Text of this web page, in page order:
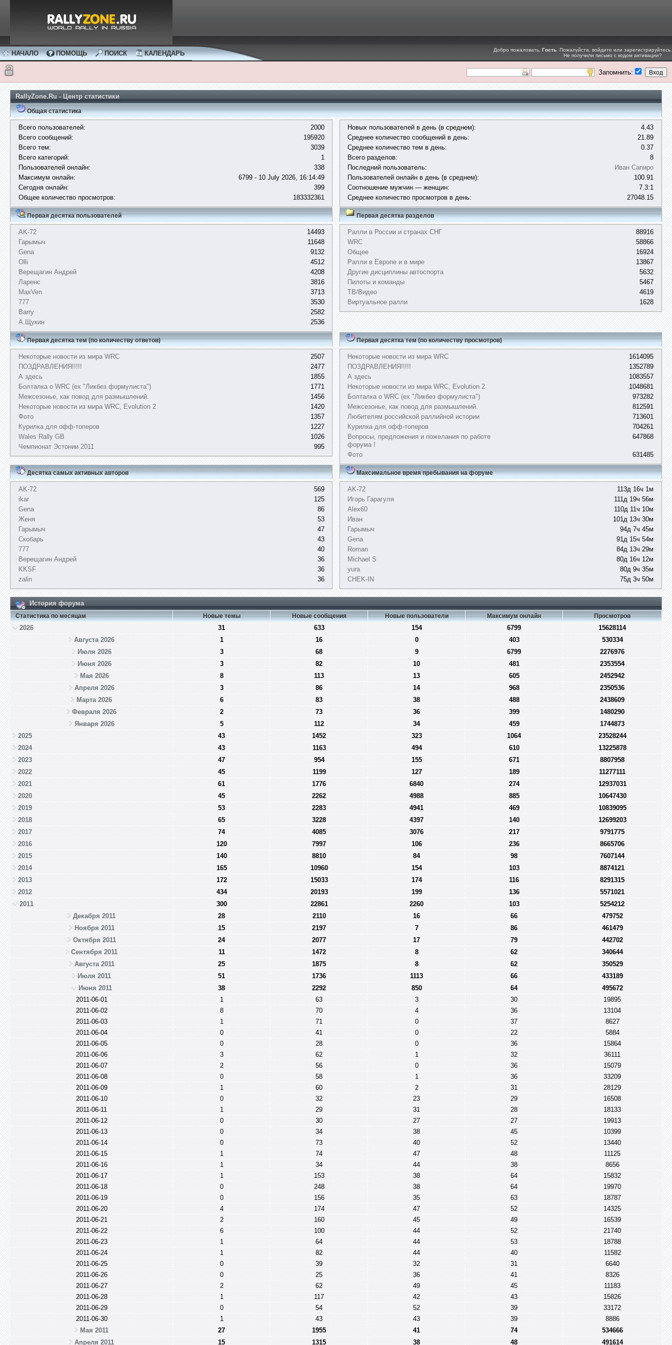
НАЧАЛО ПОМОЩЬ ПОИСК КАЛЕНДАРЬ Добро пожаловать, Гость . Пожалуйста, войдите или зарегистрируйтесь
Не получили письмо с кодом активации?
Запомнить:
RallyZone.Ru - Центр статистики
Общая статистика
Всего пользователей:
2000
Всего сообщений:
195920
Всего тем:
3039
Всего категорий:
1
Пользователей онлайн:
338
Максимум онлайн:
6799 - 10 July 2026, 16:14:49
Сегодня онлайн:
399
Общее количество просмотров:
183332361
Новых пользователей в день (в среднем):
4.43
Среднее количество сообщений в день:
21.89
Среднее количество тем в день:
0.37
Всего разделов:
8
Последний пользователь:
Иван Сапиро
Пользователей онлайн в день (в среднем):
100.91
Соотношение мужчин — женщин:
7.3:1
Среднее количество просмотров в день:
27048.15
Первая десятка пользователей
AK-72
14493
Гарымыч
11648
Gena
9132
Olli
4512
Верещагин Андрей
4208
Ларенс
3816
MaxVen
3713
777
3530
Barry
2582
А.Щукин
2536
Первая десятка разделов
Ралли в России и странах СНГ
88916
WRC
58866
Общее
16924
Ралли в Европе и в мире
13867
Другие дисциплины автоспорта
5632
Пилоты и команды
5467
ТВ/Видео
4619
Виртуальное ралли
1628
Первая десятка тем (по количеству ответов)
Некоторые новости из мира WRC
2507
ПОЗДРАВЛЕНИЯ!!!!!
2477
А здесь
1855
Болталка о WRC (ex "Ликбез формулиста")
1771
Межсезонье, как повод для размышлений.
1456
Некоторые новости из мира WRC, Evolution 2
1420
Фото
1357
Курилка для офф-топеров
1227
Wales Rally GB
1026
Чемпионат Эстонии 2011
995
Первая десятка тем (по количеству просмотров)
Некоторые новости из мира WRC
1614095
ПОЗДРАВЛЕНИЯ!!!!!
1352789
А здесь
1083557
Некоторые новости из мира WRC, Evolution 2
1048681
Болталка о WRC (ex "Ликбез формулиста")
973282
Межсезонье, как повод для размышлений.
812591
Любителям российской раллийной истории
713601
Курилка для офф-топеров
704261
Вопросы, предложения и пожелания по работе
форума !
647868
Фото 631485
Десятка самых активных авторов
AK-72
569
ikar
125
Gena
86
Женя
53
Гарымыч
47
Скобарь
43
777
40
Верещагин Андрей
36
KKSF
36
zalin
36
Максимальное время пребывания на форуме
AK-72
113д 16ч 1м
Игорь Гарагуля
111д 19ч 56м
Alex60
110д 11ч 10м
Иван
101д 13ч 30м
Гарымыч
94д 7ч 45м
Gena
91д 15ч 54м
Roman
84д 13ч 29м
Michael S
80д 16ч 12м
yura
80д 9ч 35м
CHEK-IN
75д 3ч 50м
История форума
Статистика по месяцам Новые темы Новые сообщения Новые пользователи Максимум онлайн Просмотров
2026 31 633 154 6799
15628114
Августа 2026
1 16 0 403
530334
Июля 2026
3 68 9 6799
2276976
Июня 2026
3 82 10 481
2353554
Мая 2026
8 113 13 605
2452942
Апреля 2026
3 86 14 968
2350536
Марта 2026
6 83 38 488
2438609
Февраля 2026
2 73 36 399
1480290
Января 2026
5 112 34 459
1744873
2025
43 1452 323 1064
23528244
2024
43 1163 494 610
13225878
2023
47 954 155 671
8807958
2022
45 1199 127 189
11277111
2021
61 1776 6840 274
12937031
2020
45 2262 4988 885
10647430
2019
53 2283 4941 469
10839095
2018
65 3228 4397 140
12699203
2017
74 4085 3076 217
9791775
2016
120 7997 106 236
8665706
2015
140 8810 84 98
7607144
2014
165 10960 154 103
8874121
2013
172 15033 174 116
8291315
2012
434 20193 199 136
5571021
2011
300 22861 2260 103
5254212
Декабря 2011
28 2110 16 66
479752
Ноября 2011
15 2197 7 86
461479
Октября 2011
24 2077 17 79
442702
Сентября 2011
11 1472 8 62
340644
Августа 2011
25 1875 8 62
350529
Июля 2011
51 1736 1113 66
433189
Июня 2011
38 2292 850 64
495672
2011-06-01
1 63 3 30
19895
2011-06-02
8 70 4 36
13104
2011-06-03
1 71 0 37
8627
2011-06-04
0 41 0 22
5884
2011-06-05
0 28 0 36
15864
2011-06-06
3 62 1 32
36111
2011-06-07
2 56 0 36
15079
2011-06-08
0 58 1 36
33209
2011-06-09
1 60 2 31
28129
2011-06-10
0 32 23 29
16508
2011-06-11
1 29 31 28
18133
2011-06-12
0 30 27 27
19913
2011-06-13
0 34 38 45
10399
2011-06-14
0 73 40 52
13440
2011-06-15
1 74 47 48
11125
2011-06-16
1 34 44 38
8656
2011-06-17
1 153 38 64
15832
2011-06-18
0 248 38 64
19970
2011-06-19
0 156 35 63
18787
2011-06-20
4 174 47 52
14325
2011-06-21
2 160 45 49
16539
2011-06-22
6 100 44 52
21740
2011-06-23
1 64 44 53
18788
2011-06-24
1 82 44 40
11582
2011-06-25
0 39 32 31
6640
2011-06-26
0 25 36 41
8326
2011-06-27
2 62 49 45
11183
2011-06-28
1 117 42 43
15826
2011-06-29
0 54 52 39
33172
2011-06-30
1 43 43 39
8886
Мая 2011
27 1955 41 74
534666
Апреля 2011
15 1315 38 48 491614